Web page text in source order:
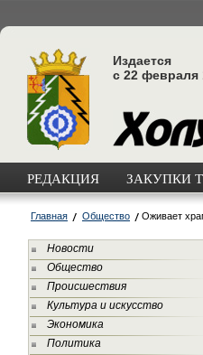
Издается
с 22 февраля
РЕДАКЦИЯ ЗАКУПКИ
Главная Общество Оживает
Новости
Общество
Происшествия
Культура и искусство
Экономика
Политика